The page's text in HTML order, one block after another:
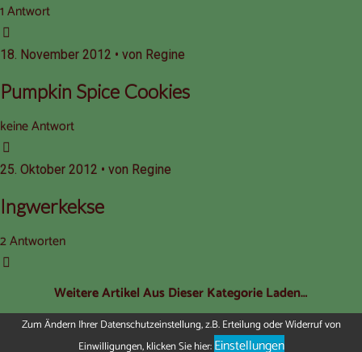
1 Antwort
18. November 2012 • von Regine
Pumpkin Spice Cookies
keine Antwort
25. Oktober 2012 • von Regine
Ingwerkekse
2 Antworten
Weitere Artikel Aus Dieser Kategorie Laden…
Zum Ändern Ihrer Datenschutzeinstellung, z.B. Erteilung oder Widerruf von
Einwilligungen, klicken Sie hier:Einstellungen